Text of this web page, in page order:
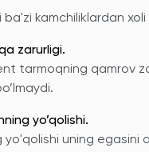
ba'zi kamchiliklardan xoli
zarurligi.
tarmoqning qamrov
yo’qolishi.
yo'qolishi uning egasini